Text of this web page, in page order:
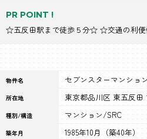
PR POINT !
☆五反田駅まで徒歩５分☆ ☆交通の利
物件名 セブンスターマンショ
所在地 東京都品川区 東五反田
種別/構造 マンション/SRC
築年月 1985年10月（築40年）